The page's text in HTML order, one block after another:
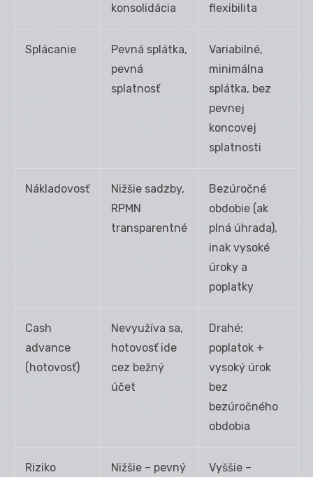
konsolidácia
flexibilita
Splácanie
Pevná splátka,
pevná
splatnosť
Variabilné,
minimálna
splátka, bez
pevnej
koncovej
splatnosti
Nákladovosť
Nižšie sadzby,
RPMN
transparentné
Bezúročné
obdobie (ak
plná úhrada),
inak vysoké
úroky a
poplatky
Cash
advance
(hotovosť)
Nevyužíva sa,
hotovosť ide
cez bežný
účet
Drahé:
poplatok +
vysoký úrok
bez
bezúročného
obdobia
Riziko
Nižšie – pevný
Vyššie –